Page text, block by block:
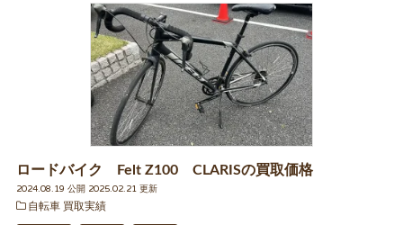
ロードバイク Felt Z100 CLARISの買取価格
2024.08.19 公開 2025.02.21 更新
自転車 買取実績